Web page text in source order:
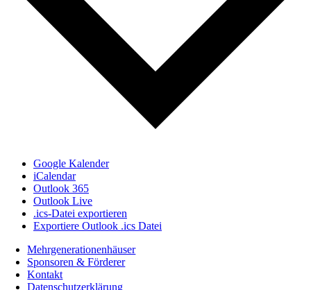
Google Kalender
iCalendar
Outlook 365
Outlook Live
.ics-Datei exportieren
Exportiere Outlook .ics Datei
Mehrgenerationenhäuser
Sponsoren & Förderer
Kontakt
Datenschutzerklärung